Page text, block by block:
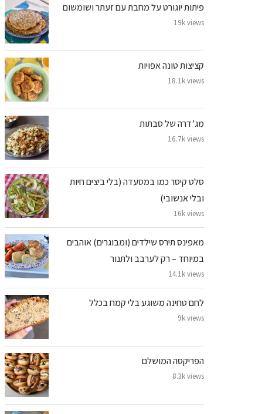
פיתות יוגורט על מחבת עם זעתר ושומשום
19k views
קציצות טונה אפויות
18.1k views
מג’דרה של סבתות
16.7k views
סלט קיסר כמו במסעדה (בלי ביצים חיות
ובלי אנשובי)
16k views
מאפינס תירס שילדים (ומבוגרים) אוהבים
במיוחד – רק לערבב ולתנור
14.1k views
לחם טחינה משוגע בלי קמח בכלל
9k views
הפריקסה המושלם
8.3k views